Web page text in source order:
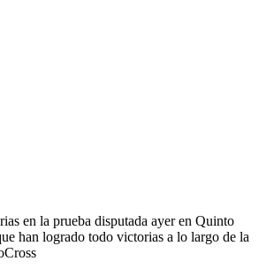
en la prueba disputada ayer en Quinto
han logrado todo victorias a lo largo de la